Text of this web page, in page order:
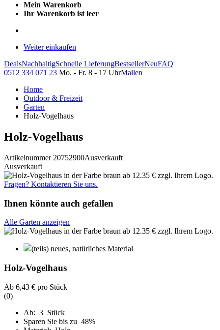
Mein Warenkorb
Ihr Warenkorb ist leer
Weiter einkaufen
DealsNachhaltigSchnelle LieferungBestsellerNeuFAQ
0512 334 071 23 Mo. - Fr. 8 - 17 UhrMailen
Home
Outdoor & Freizeit
Garten
Holz-Vogelhaus
Holz-Vogelhaus
Artikelnummer 20752900Ausverkauft
Ausverkauft
Fragen? Kontaktieren Sie uns.
Ihnen könnte auch gefallen
Alle Garten anzeigen
(teils) neues, natürliches Material
Holz-Vogelhaus
Ab 6,43 € pro Stück
(0)
Ab: 3 Stück
Sparen Sie bis zu 48%